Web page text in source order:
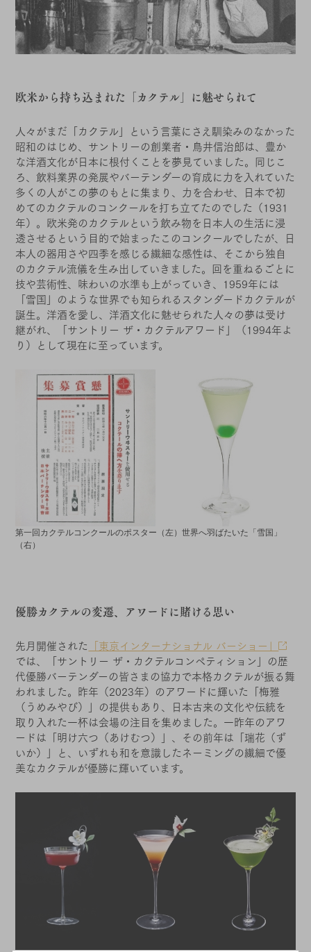
欧米から持ち込まれた「カクテル」に魅せられて
人々がまだ「カクテル」という言葉にさえ馴染みのなかった
昭和のはじめ、サントリーの創業者・鳥井信治郎は、豊か
な洋酒文化が日本に根付くことを夢見ていました。同じこ
ろ、飲料業界の発展やバーテンダーの育成に力を入れていた
多くの人がこの夢のもとに集まり、力を合わせ、日本で初
めてのカクテルのコンクールを打ち立てたのでした（1931
年）。欧米発のカクテルという飲み物を日本人の生活に浸
透させるという目的で始まったこのコンクールでしたが、日
本人の器用さや四季を感じる繊細な感性は、そこから独自
のカクテル流儀を生み出していきました。回を重ねるごとに
技や芸術性、味わいの水準も上がっていき、1959年には
「雪国」のような世界でも知られるスタンダードカクテルが
誕生。洋酒を愛し、洋酒文化に魅せられた人々の夢は受け
継がれ、「サントリー ザ・カクテルアワード」（1994年よ
り）として現在に至っています。
第一回カクテルコンクールのポスター（左）世界へ羽ばたいた「雪国」
（右）
優勝カクテルの変遷、アワードに賭ける思い
先月開催された 「東京インターナショナル バーショー」
では、「サントリー ザ・カクテルコンペティション」の歴
代優勝バーテンダーの皆さまの協力で本格カクテルが振る舞
われました。昨年（2023年）のアワードに輝いた「梅雅
（うめみやび）」の提供もあり、日本古来の文化や伝統を
取り入れた一杯は会場の注目を集めました。一昨年のアワ
ードは「明け六つ（あけむつ）」、その前年は「瑞花（ず
いか）」と、いずれも和を意識したネーミングの繊細で優
美なカクテルが優勝に輝いています。